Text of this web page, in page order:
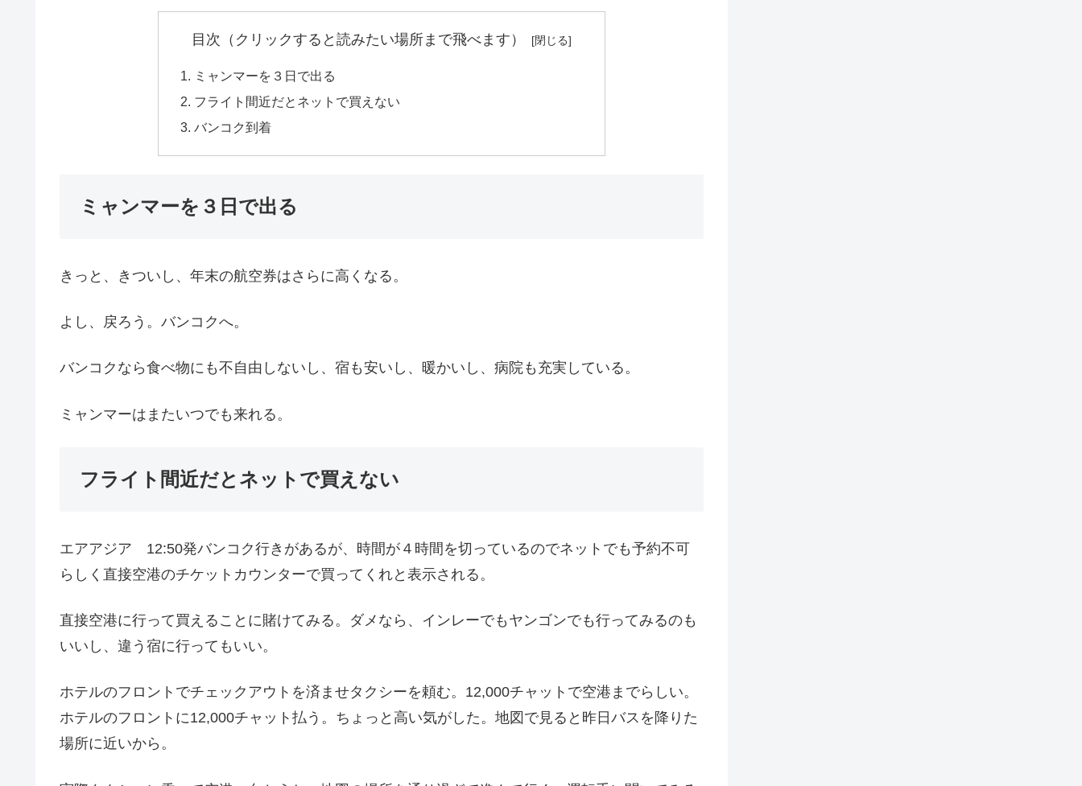
目次（クリックすると読みたい場所まで飛べます）
ミャンマーを３日で出る
フライト間近だとネットで買えない
バンコク到着
ミャンマーを３日で出る
きっと、きついし、年末の航空券はさらに高くなる。
よし、戻ろう。バンコクへ。
バンコクなら食べ物にも不自由しないし、宿も安いし、暖かいし、病院も充実している。
ミャンマーはまたいつでも来れる。
フライト間近だとネットで買えない
エアアジア 12:50発バンコク行きがあるが、時間が４時間を切っているのでネットでも予約不可
らしく直接空港のチケットカウンターで買ってくれと表示される。
直接空港に行って買えることに賭けてみる。ダメなら、インレーでもヤンゴンでも行ってみるのも
いいし、違う宿に行ってもいい。
ホテルのフロントでチェックアウトを済ませタクシーを頼む。12,000チャットで空港までらしい。
ホテルのフロントに12,000チャット払う。ちょっと高い気がした。地図で見ると昨日バスを降りた
場所に近いから。